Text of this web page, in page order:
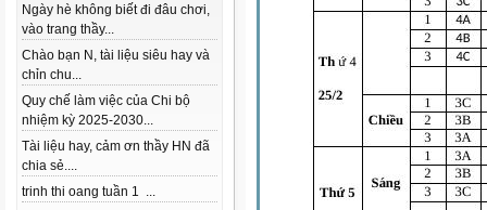
Ngày hè không biết đi đâu chơi,
vào trang thầy...
Chào bạn N, tài liệu siêu hay và
chỉn chu...
Quy chế làm việc của Chi bộ
nhiệm kỳ 2025-2030...
Tài liệu hay, cảm ơn thầy HN đã
chia sẻ....
trinh thi oang tuần 1 ...